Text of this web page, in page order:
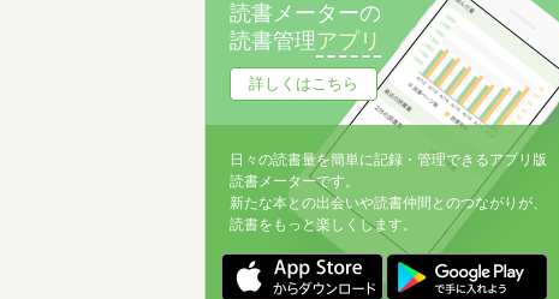
読書メーターの
読書管理アプリ
詳しくはこちら
日々の読書量を簡単に記録・管理できるアプリ版
読書メーターです。
新たな本との出会いや読書仲間とのつながりが、
読書をもっと楽しくします。